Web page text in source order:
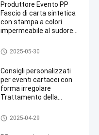
Produttore Evento PP
Fascio di carta sintetica
con stampa a colori
impermeabile al sudore
all'ammissione Fascio di
polso
Braccialetti per eventi cartacei
2025-05-30
Consigli personalizzati
per eventi cartacei con
forma irregolare
Trattamento della
Braccialetti per eventi cartacei
2025-04-29